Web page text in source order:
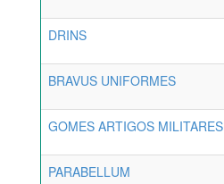
DRINS
BRAVUS UNIFORMES
GOMES ARTIGOS MILITARES
PARABELLUM